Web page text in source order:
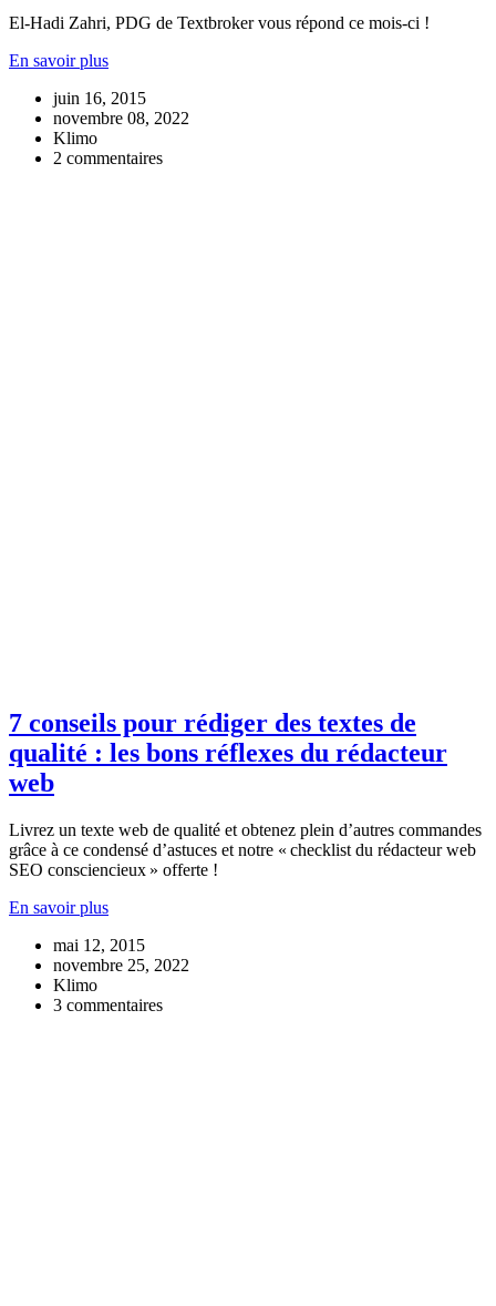
El-Hadi Zahri, PDG de Textbroker vous répond ce mois-ci !
En savoir plus
juin 16, 2015
novembre 08, 2022
Klimo
2 commentaires
7 conseils pour rédiger des textes de
qualité : les bons réflexes du rédacteur
web
Livrez un texte web de qualité et obtenez plein d’autres commandes
grâce à ce condensé d’astuces et notre « checklist du rédacteur web
SEO consciencieux » offerte !
En savoir plus
mai 12, 2015
novembre 25, 2022
Klimo
3 commentaires